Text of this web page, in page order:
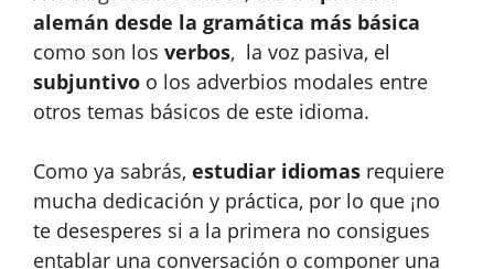
alemán desde la gramática más básica
como son los verbos, la voz pasiva, el
subjuntivo o los adverbios modales entre
otros temas básicos de este idioma.
Como ya sabrás, estudiar idiomas requiere
mucha dedicación y práctica, por lo que ¡no
te desesperes si a la primera no consigues
entablar una conversación o componer una